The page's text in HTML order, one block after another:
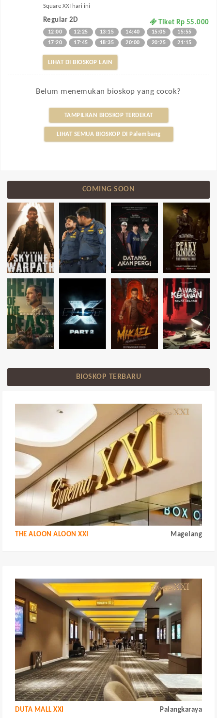
Square XXI hari ini
Regular 2D Tiket Rp 55.000
12:00 12:25 13:15 14:40 15:05
15:55
17:20
17:45 18:35 20:00 20:25 21:15
LIHAT DI BIOSKOP LAIN
Belum menemukan bioskop yang cocok?
TAMPILKAN BIOSKOP TERDEKAT
LIHAT SEMUA BIOSKOP DI Palembang
COMING SOON
BIOSKOP TERBARU
THE ALOON ALOON XXI Magelang
DUTA MALL XXI Palangkaraya